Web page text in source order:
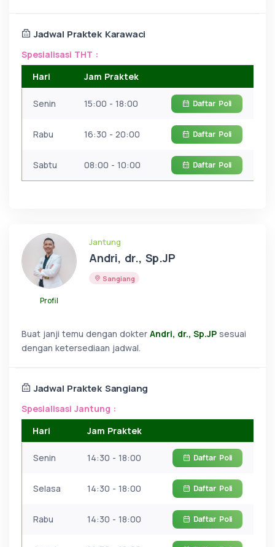
Jadwal Praktek Karawaci
Spesialisasi THT :
Hari
Jam Praktek
Senin 15:00 - 18:00 Daftar Poli
Rabu 16:30 - 20:00 Daftar Poli
Sabtu 08:00 - 10:00 Daftar Poli
Profil
Jantung
Andri, dr., Sp.JP
Sangiang
Buat janji temu dengan dokter Andri, dr., Sp.JP sesuai
dengan ketersediaan jadwal.
Jadwal Praktek Sangiang
Spesialisasi Jantung :
Hari
Jam Praktek
Senin 14:30 - 18:00 Daftar Poli
Selasa 14:30 - 18:00 Daftar Poli
Rabu 14:30 - 18:00 Daftar Poli